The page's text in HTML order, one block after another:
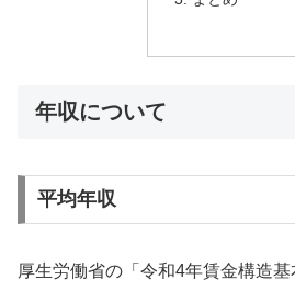
年収について
平均年収
厚生労働省の「令和4年賃金構造